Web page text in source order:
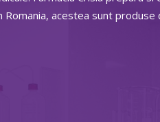
acestea sunt